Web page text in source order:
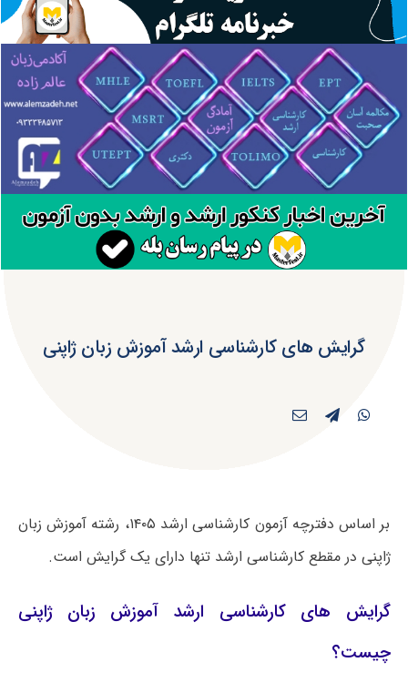
گرایش های کارشناسی ارشد آموزش زبان ژاپنی
بر اساس دفترچه آزمون کارشناسی ارشد ۱۴۰۵، رشته آموزش زبان
ژاپنی در مقطع کارشناسی ارشد تنها دارای یک گرایش است.
گرایش های کارشناسی ارشد آموزش زبان ژاپنی
چیست؟